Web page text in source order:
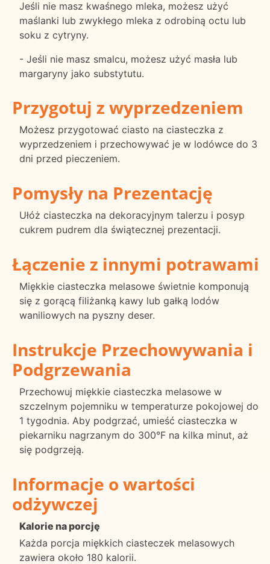
Jeśli nie masz kwaśnego mleka, możesz użyć
maślanki lub zwykłego mleka z odrobiną octu lub
soku z cytryny.
- Jeśli nie masz smalcu, możesz użyć masła lub
margaryny jako substytutu.
Przygotuj z wyprzedzeniem
Możesz przygotować ciasto na ciasteczka z
wyprzedzeniem i przechowywać je w lodówce do 3
dni przed pieczeniem.
Pomysły na Prezentację
Ułóż ciasteczka na dekoracyjnym talerzu i posyp
cukrem pudrem dla świątecznej prezentacji.
Łączenie z innymi potrawami
Miękkie ciasteczka melasowe świetnie komponują
się z gorącą filiżanką kawy lub gałką lodów
waniliowych na pyszny deser.
Instrukcje Przechowywania i
Podgrzewania
Przechowuj miękkie ciasteczka melasowe w
szczelnym pojemniku w temperaturze pokojowej do
1 tygodnia. Aby podgrzać, umieść ciasteczka w
piekarniku nagrzanym do 300°F na kilka minut, aż
się podgrzeją.
Informacje o wartości
odżywczej
Kalorie na porcję
Każda porcja miękkich ciasteczek melasowych
zawiera około 180 kalorii.